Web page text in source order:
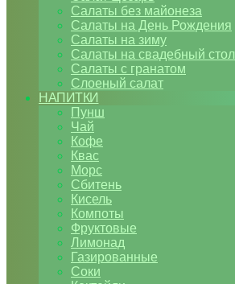
Салаты без майонеза
Салаты на День Рождения
Салаты на зиму
Салаты на свадебный стол
Салаты с гранатом
Слоеный салат
НАПИТКИ
Пунш
Чай
Кофе
Квас
Морс
Сбитень
Кисель
Компоты
Фруктовые
Лимонад
Газированные
Соки